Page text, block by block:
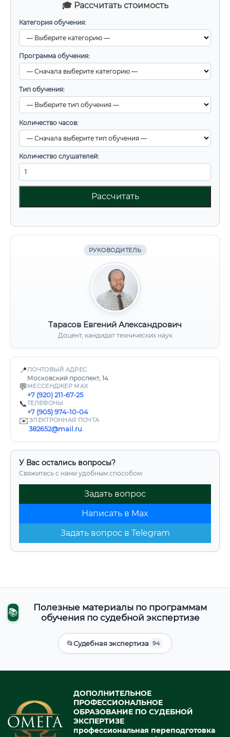
🎓 Рассчитать стоимость
Категория обучения:
Программа обучения:
Тип обучения:
Количество часов:
Количество слушателей:
Рассчитать
РУКОВОДИТЕЛЬ
Тарасов Евгений Александрович
Доцент, кандидат технических наук
📍 ПОЧТОВЫЙ АДРЕС
Московский проспект, 14
💬 МЕССЕНДЖЕР MAX
+7 (920) 211-67-25
📞ТЕЛЕФОНЫ
+7 (905) 974-10-04
✉️ЭЛЕКТРОННАЯ ПОЧТА
382652@mail.ru
У Вас остались вопросы?
Свяжитесь с нами удобным способом:
Задать вопрос
Написать в Max
Задать вопрос в Telegram
📚
Полезные материалы по программам
обучения по судебной экспертизе
📂Судебная экспертиза 94
ДОПОЛНИТЕЛЬНОЕ
ПРОФЕССИОНАЛЬНОЕ
ОБРАЗОВАНИЕ ПО СУДЕБНОЙ
ЭКСПЕРТИЗЕ
профессиональная переподготовка